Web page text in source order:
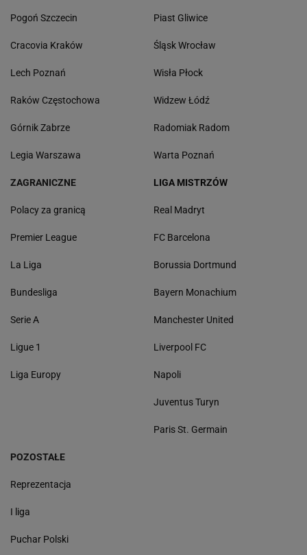
Pogoń Szczecin
Cracovia Kraków
Lech Poznań
Raków Częstochowa
Górnik Zabrze
Legia Warszawa
Piast Gliwice
Śląsk Wrocław
Wisła Płock
Widzew Łódź
Radomiak Radom
Warta Poznań
ZAGRANICZNE
Polacy za granicą
Premier League
La Liga
Bundesliga
Serie A
Ligue 1
Liga Europy
LIGA MISTRZÓW
Real Madryt
FC Barcelona
Borussia Dortmund
Bayern Monachium
Manchester United
Liverpool FC
Napoli
Juventus Turyn
Paris St. Germain
POZOSTAŁE
Reprezentacja
I liga
Puchar Polski